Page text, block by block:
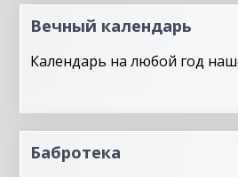
Вечный календарь
Календарь на любой год
Бабротека